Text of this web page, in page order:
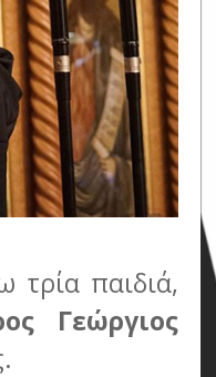
τρία παιδιά,
Γεώργιος